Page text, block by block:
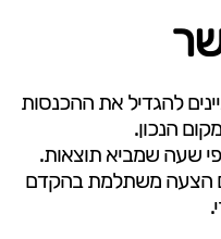
להגדיל את ההכנסות
הנכון.
שעה שמביא תוצאות.
הצעה משתלמת בהקדם